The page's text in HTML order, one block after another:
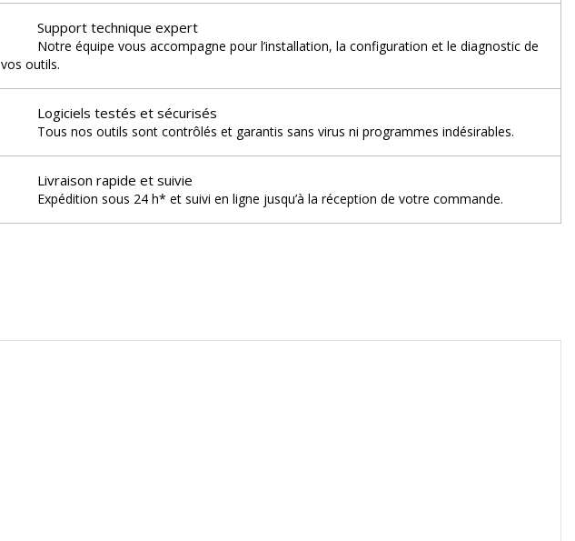
Support technique expert
Notre équipe vous accompagne pour l’installation, la configuration et le diagnostic de
vos outils.
Logiciels testés et sécurisés
Tous nos outils sont contrôlés et garantis sans virus ni programmes indésirables.
Livraison rapide et suivie
Expédition sous 24 h* et suivi en ligne jusqu’à la réception de votre commande.